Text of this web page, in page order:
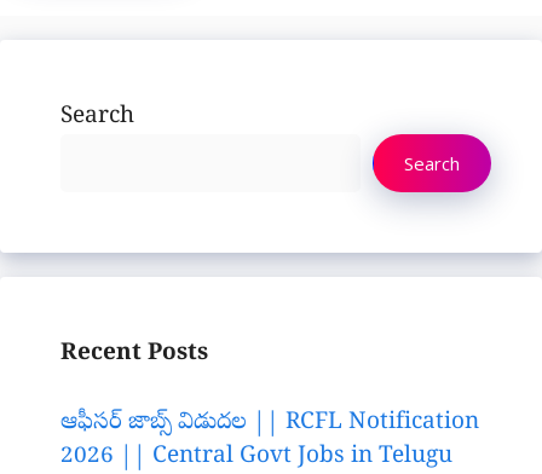
Search
Search
Recent Posts
ఆఫీసర్ జాబ్స్ విడుదల || RCFL Notification
2026 || Central Govt Jobs in Telugu